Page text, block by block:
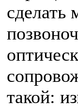
сделать
такой: